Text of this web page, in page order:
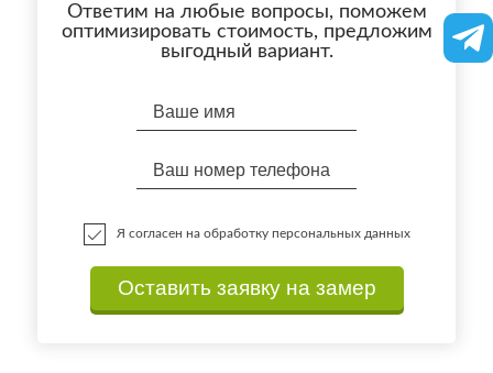
Ответим на любые вопросы, поможем
оптимизировать стоимость, предложим
выгодный вариант.
Я согласен на обработку персональных данных